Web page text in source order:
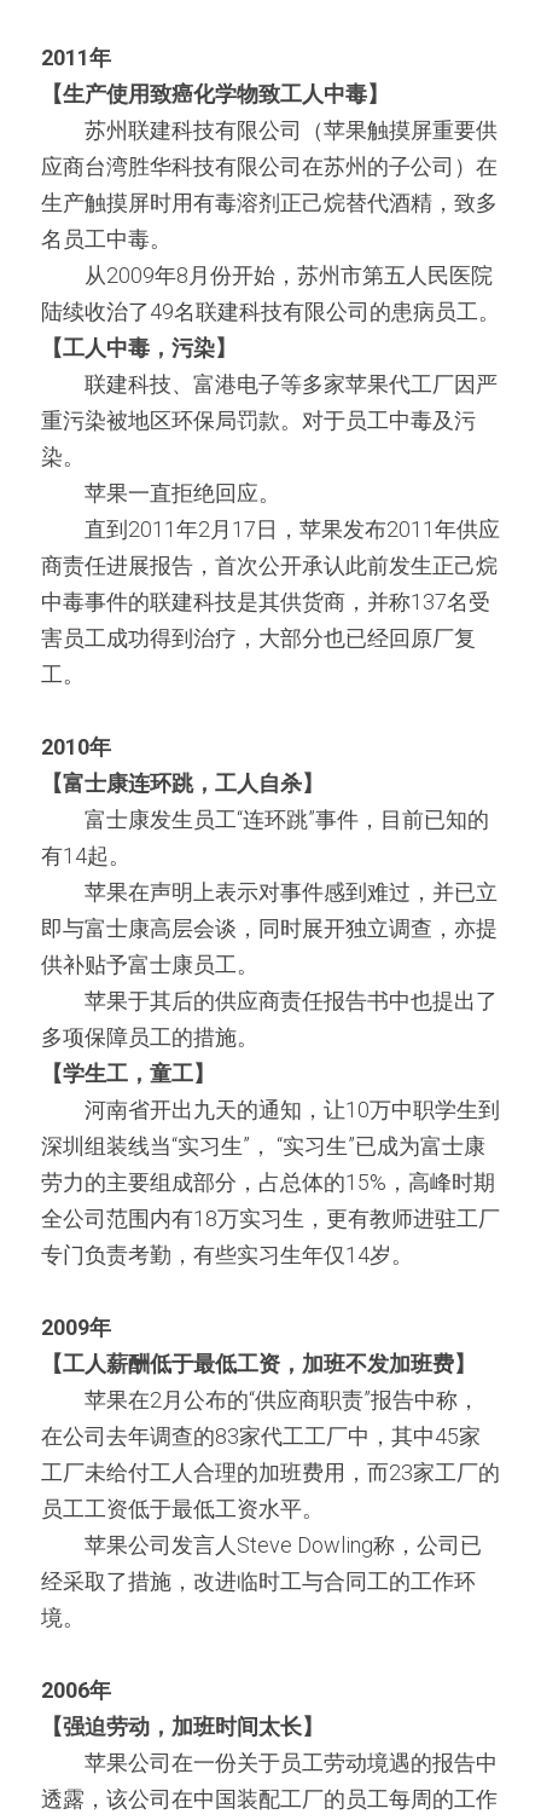
2011年
【生产使用致癌化学物致工人中毒】
苏州联建科技有限公司（苹果触摸屏重要供
应商台湾胜华科技有限公司在苏州的子公司）在
生产触摸屏时用有毒溶剂正己烷替代酒精，致多
名员工中毒。
从2009年8月份开始，苏州市第五人民医院
陆续收治了49名联建科技有限公司的患病员工。
【工人中毒，污染】
联建科技、富港电子等多家苹果代工厂因严
重污染被地区环保局罚款。对于员工中毒及污
染。
苹果一直拒绝回应。
直到2011年2月17日，苹果发布2011年供应
商责任进展报告，首次公开承认此前发生正己烷
中毒事件的联建科技是其供货商，并称137名受
害员工成功得到治疗，大部分也已经回原厂复
工。
2010年
【富士康连环跳，工人自杀】
富士康发生员工“连环跳”事件，目前已知的
有14起。
苹果在声明上表示对事件感到难过，并已立
即与富士康高层会谈，同时展开独立调查，亦提
供补贴予富士康员工。
苹果于其后的供应商责任报告书中也提出了
多项保障员工的措施。
【学生工，童工】
河南省开出九天的通知，让10万中职学生到
深圳组装线当“实习生”， “实习生”已成为富士康
劳力的主要组成部分，占总体的15%，高峰时期
全公司范围内有18万实习生，更有教师进驻工厂
专门负责考勤，有些实习生年仅14岁。
2009年
【工人薪酬低于最低工资，加班不发加班费】
苹果在2月公布的“供应商职责”报告中称，
在公司去年调查的83家代工工厂中，其中45家
工厂未给付工人合理的加班费用，而23家工厂的
员工工资低于最低工资水平。
苹果公司发言人Steve Dowling称，公司已
经采取了措施，改进临时工与合同工的工作环
境。
2006年
【强迫劳动，加班时间太长】
苹果公司在一份关于员工劳动境遇的报告中
透露，该公司在中国装配工厂的员工每周的工作